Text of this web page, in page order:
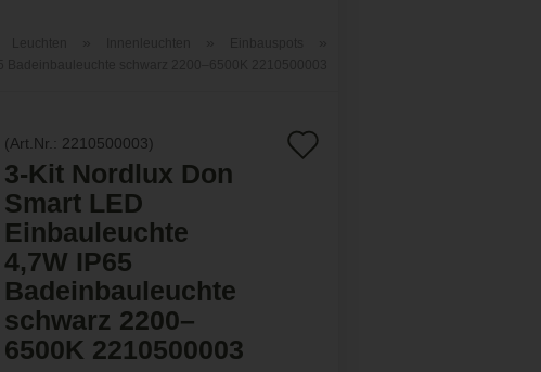
(Art.Nr.: 2210500003)
3-Kit Nordlux Don
Smart LED
Einbauleuchte
4,7W IP65
Badeinbauleuchte
schwarz 2200–
6500K 2210500003